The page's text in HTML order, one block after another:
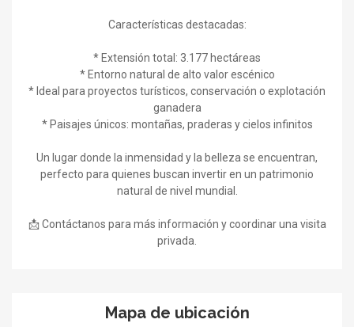
Características destacadas:
* Extensión total: 3.177 hectáreas
* Entorno natural de alto valor escénico
* Ideal para proyectos turísticos, conservación o explotación
ganadera
* Paisajes únicos: montañas, praderas y cielos infinitos
Un lugar donde la inmensidad y la belleza se encuentran,
perfecto para quienes buscan invertir en un patrimonio
natural de nivel mundial.
📩 Contáctanos para más información y coordinar una visita
privada.
Mapa de ubicación